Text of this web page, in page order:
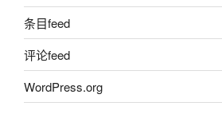
条目feed
评论feed
WordPress.org